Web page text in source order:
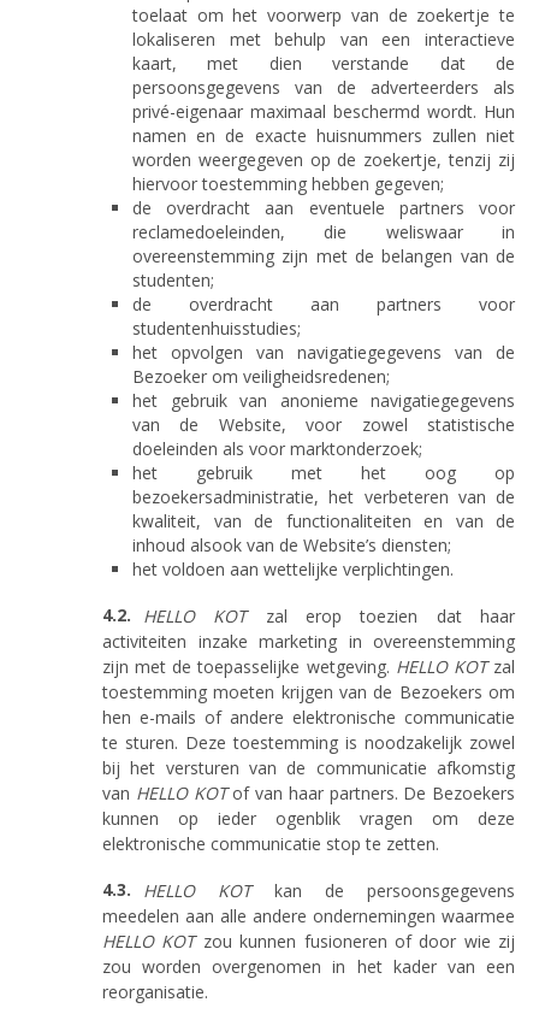
toelaat om het voorwerp van de zoekertje te
lokaliseren met behulp van een interactieve
kaart, met dien verstande dat de
persoonsgegevens van de adverteerders als
privé-eigenaar maximaal beschermd wordt. Hun
namen en de exacte huisnummers zullen niet
worden weergegeven op de zoekertje, tenzij zij
hiervoor toestemming hebben gegeven;
de overdracht aan eventuele partners voor
reclamedoeleinden, die weliswaar in
overeenstemming zijn met de belangen van de
studenten;
de overdracht aan partners voor
studentenhuisstudies;
het opvolgen van navigatiegegevens van de
Bezoeker om veiligheidsredenen;
het gebruik van anonieme navigatiegegevens
van de Website, voor zowel statistische
doeleinden als voor marktonderzoek;
het gebruik met het oog op
bezoekersadministratie, het verbeteren van de
kwaliteit, van de functionaliteiten en van de
inhoud alsook van de Website’s diensten;
het voldoen aan wettelijke verplichtingen.
HELLO KOTzal erop toezien dat haar
activiteiten inzake marketing in overeenstemming
zijn met de toepasselijke wetgeving. HELLO KOTzal
toestemming moeten krijgen van de Bezoekers om
hen e-mails of andere elektronische communicatie
te sturen. Deze toestemming is noodzakelijk zowel
bij het versturen van de communicatie afkomstig
van HELLO KOTof van haar partners. De Bezoekers
kunnen op ieder ogenblik vragen om deze
elektronische communicatie stop te zetten.
HELLO KOTkan de persoonsgegevens
meedelen aan alle andere ondernemingen waarmee
HELLO KOTzou kunnen fusioneren of door wie zij
zou worden overgenomen in het kader van een
reorganisatie.